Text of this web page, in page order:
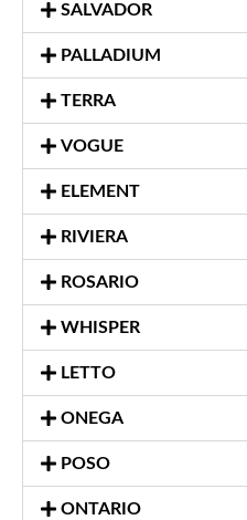
SALVADOR
PALLADIUM
TERRA
VOGUE
ELEMENT
RIVIERA
ROSARIO
WHISPER
LETTO
ONEGA
POSO
ONTARIO